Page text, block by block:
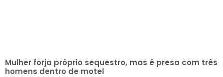
Mulher forja próprio sequestro, mas é presa com três
homens dentro de motel